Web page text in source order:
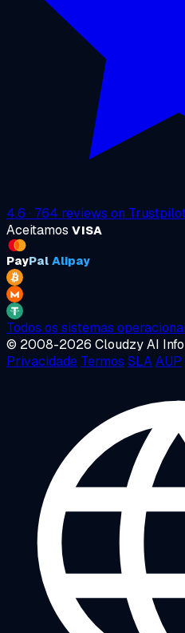
4.6 · 764 reviews on
Aceitamos VISA
PayPal Alipay
Todos os sistemas
© 2008-2026 Cloudzy AI
Privacidade Termos SLAAUP